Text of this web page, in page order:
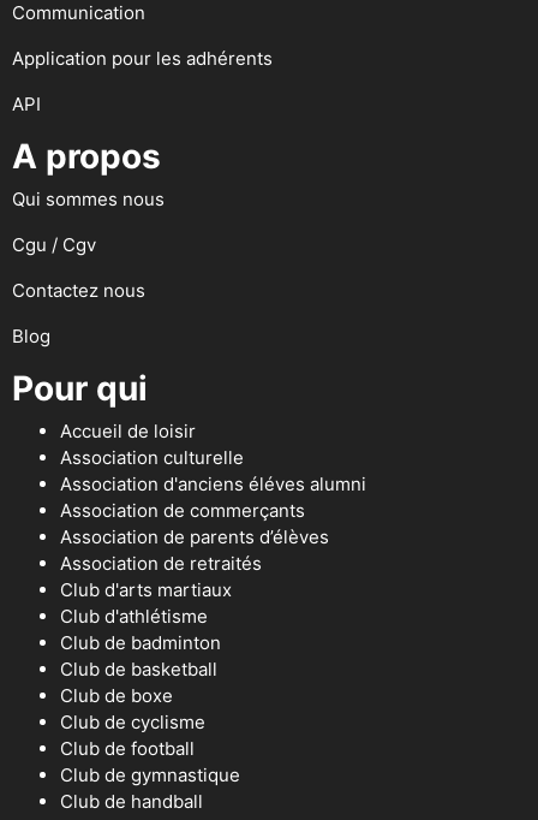
Communication
Application pour les adhérents
API
A propos
Qui sommes nous
Cgu / Cgv
Contactez nous
Blog
Pour qui
Accueil de loisir
Association culturelle
Association d'anciens éléves alumni
Association de commerçants
Association de parents d’élèves
Association de retraités
Club d'arts martiaux
Club d'athlétisme
Club de badminton
Club de basketball
Club de boxe
Club de cyclisme
Club de football
Club de gymnastique
Club de handball